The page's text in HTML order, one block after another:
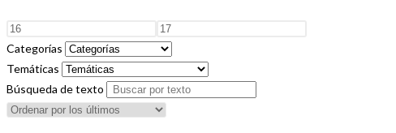
Categorías
Temáticas
Búsqueda de texto